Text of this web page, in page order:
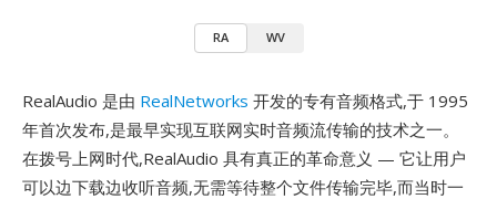
RA WV
RealAudio 是由 RealNetworks 开发的专有音频格式,于 1995
年首次发布,是最早实现互联网实时音频流传输的技术之一。
在拨号上网时代,RealAudio 具有真正的革命意义 — 它让用户
可以边下载边收听音频,无需等待整个文件传输完毕,而当时一